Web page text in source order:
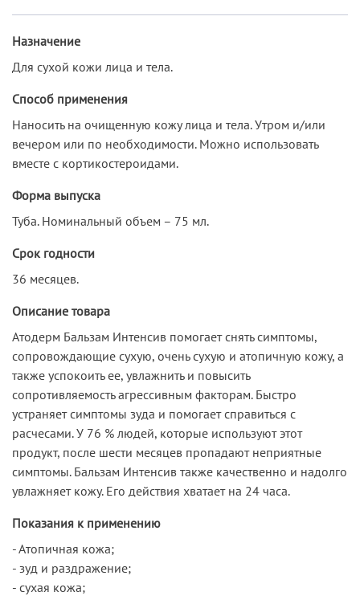
Назначение
Для сухой кожи лица и тела.
Способ применения
Наносить на очищенную кожу лица и тела. Утром и/или
вечером или по необходимости. Можно использовать
вместе с кортикостероидами.
Форма выпуска
Туба. Номинальный объем – 75 мл.
Срок годности
36 месяцев.
Описание товара
Атодерм Бальзам Интенсив помогает снять симптомы,
сопровождающие сухую, очень сухую и атопичную кожу, а
также успокоить ее, увлажнить и повысить
сопротивляемость агрессивным факторам. Быстро
устраняет симптомы зуда и помогает справиться с
расчесами. У 76 % людей, которые используют этот
продукт, после шести месяцев пропадают неприятные
симптомы. Бальзам Интенсив также качественно и надолго
увлажняет кожу. Его действия хватает на 24 часа.
Показания к применению
- Атопичная кожа;
- зуд и раздражение;
- сухая кожа;